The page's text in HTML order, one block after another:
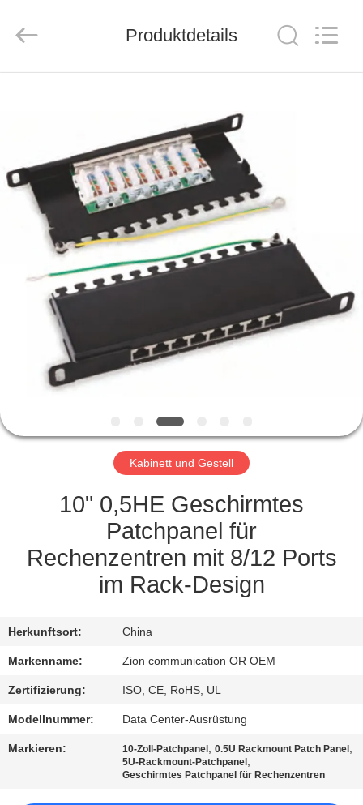
PRODUKTE
ÜBER
UNS
FABRIK-
AUSFLUG
QUALITÄTSKONTROLLE
TRETEN
SIE
MIT
VERBINDUNG
FORDERN
ZITAT
SITEMAP
POLICY
LTD.
Produktdetails
Kabinett und Gestell
10" 0,5HE Geschirmtes
Patchpanel für
Rechenzentren mit 8/12 Ports
im Rack-Design
Herkunftsort: China
Markenname: Zion communication OR OEM
Zertifizierung: ISO, CE, RoHS, UL
Modellnummer: Data Center-Ausrüstung
Markieren: 10-Zoll-Patchpanel ,0.5U Rackmount Patch Panel ,
5U-Rackmount-Patchpanel ,
Geschirmtes Patchpanel für Rechenzentren